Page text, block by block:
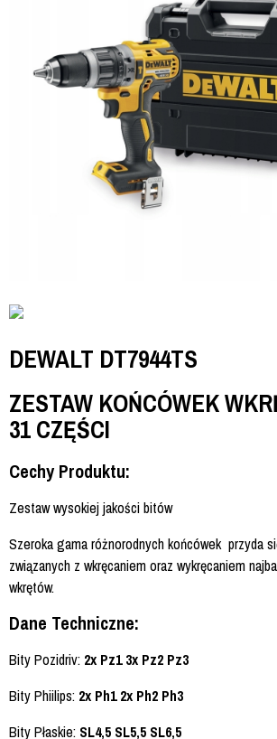
DEWALT DT7944TS
ZESTAW KOŃCÓWEK
31 CZĘŚCI
Cechy Produktu:
Zestaw wysokiej jakości bitów
Szeroka gama różnorodnych końcówek przyda
związanych z wkręcaniem oraz wykręcaniem
wkrętów.
Dane Techniczne:
Bity Pozidriv: 2x Pz1 3x Pz2 Pz3
Bity Phiilips: 2x Ph1 2x Ph2 Ph3
Bity Płaskie: SL4,5 SL5,5 SL6,5